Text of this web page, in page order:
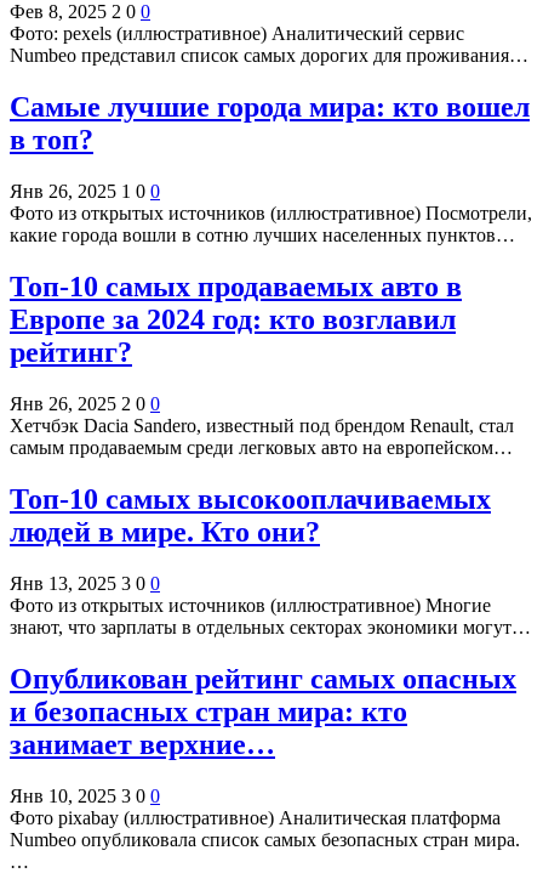
Фев 8, 2025 2 0 0
Фото: pexels (иллюстративное) Аналитический сервис
Numbeo представил список самых дорогих для проживания…
Самые лучшие города мира: кто вошел
в топ?
Янв 26, 2025 1 0 0
Фото из открытых источников (иллюстративное) Посмотрели,
какие города вошли в сотню лучших населенных пунктов…
Топ-10 самых продаваемых авто в
Европе за 2024 год: кто возглавил
рейтинг?
Янв 26, 2025 2 0 0
Хетчбэк Dacia Sandero, известный под брендом Renault, стал
самым продаваемым среди легковых авто на европейском…
Топ-10 самых высокооплачиваемых
людей в мире. Кто они?
Янв 13, 2025 3 0 0
Фото из открытых источников (иллюстративное) Многие
знают, что зарплаты в отдельных секторах экономики могут…
Опубликован рейтинг самых опасных
и безопасных стран мира: кто
занимает верхние…
Янв 10, 2025 3 0 0
Фото pixabay (иллюстративное) Аналитическая платформа
Numbeo опубликовала список самых безопасных стран мира.
…